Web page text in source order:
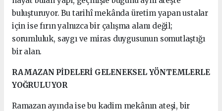
buluşturuyor. Bu tarihî mekânda üretim yapan ustalar
için ise fırın yalnızca bir çalışma alanı değil;
sorumluluk, saygı ve miras duygusunun somutlaştığı
bir alan.
RAMAZAN PİDELERİ GELENEKSEL YÖNTEMLERLE
YOĞRULUYOR
Ramazan ayında ise bu kadim mekânın ateşi, bir